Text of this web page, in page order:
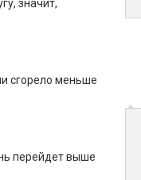
значит,
сгорело меньше
перейдет выше